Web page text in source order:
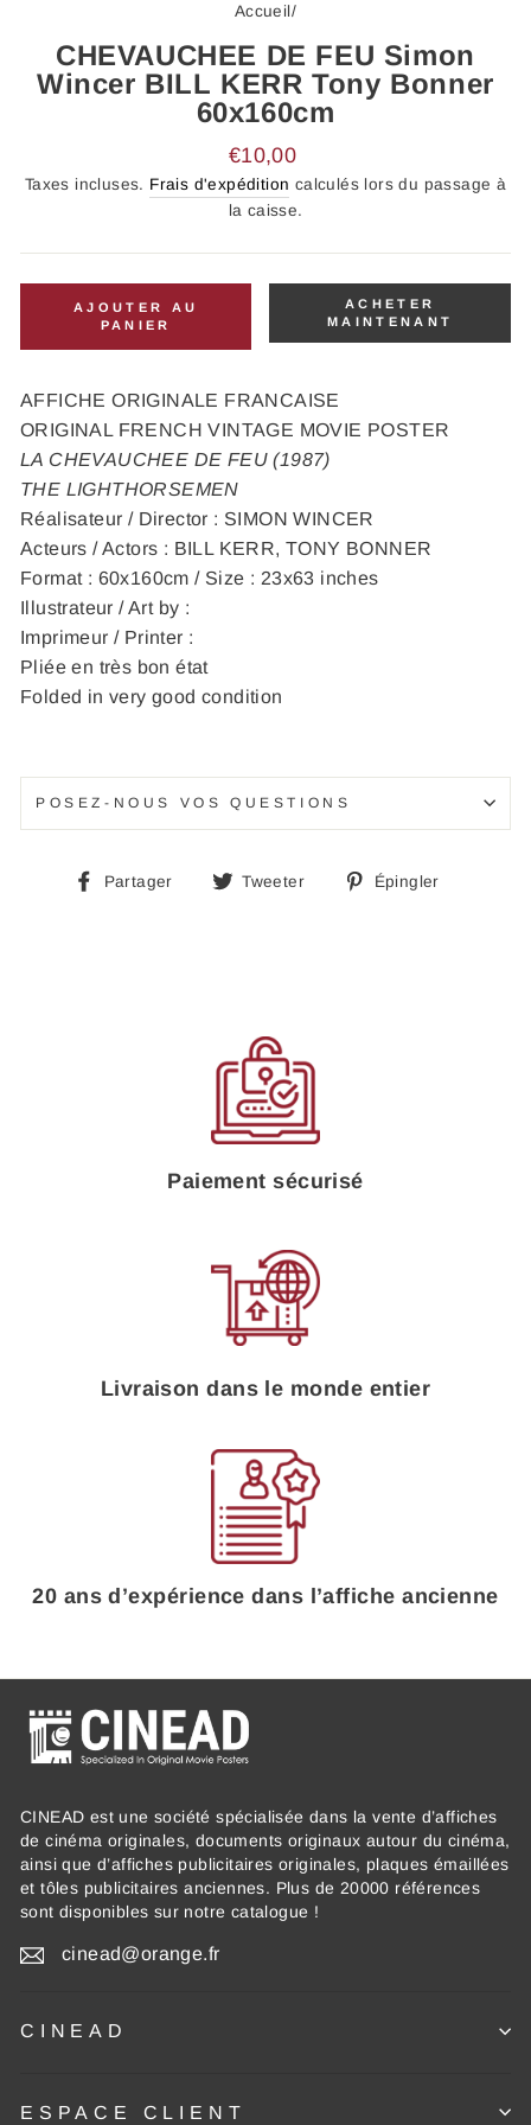
Accueil/
CHEVAUCHEE DE FEU Simon
Wincer BILL KERR Tony Bonner
60x160cm
Prix
régulier
€10,00
Taxes incluses. Frais d'expédition calculés lors du passage à
la caisse.
AJOUTER AU
PANIER
ACHETER
MAINTENANT
AFFICHE ORIGINALE FRANCAISE
ORIGINAL FRENCH VINTAGE MOVIE POSTER
LA CHEVAUCHEE DE FEU (1987)
THE LIGHTHORSEMEN
Réalisateur / Director : SIMON WINCER
Acteurs / Actors : BILL KERR, TONY BONNER
Format : 60x160cm / Size : 23x63 inches
Illustrateur / Art by :
Imprimeur / Printer :
Pliée en très bon état
Folded in very good condition
POSEZ-NOUS VOS QUESTIONS
Partager
PartagerTweeter
TweeterÉpingler
Paiement sécurisé
Livraison dans le monde entier
20 ans d’expérience dans l’affiche ancienne
CINEAD est une société spécialisée dans la vente d’affiches
de cinéma originales, documents originaux autour du cinéma,
ainsi que d’affiches publicitaires originales, plaques émaillées
et tôles publicitaires anciennes. Plus de 20000 références
sont disponibles sur notre catalogue !
cinead@orange.fr
CINEAD
ESPACE CLIENT